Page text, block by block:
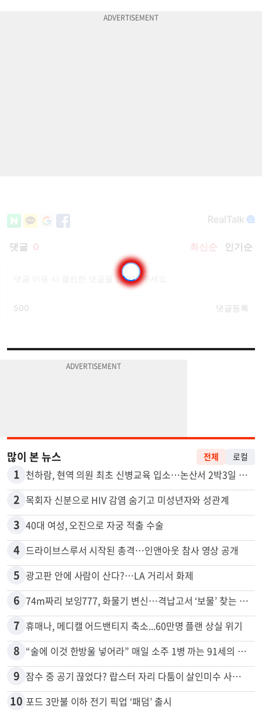
많이 본 뉴스 전체 로컬
1 천하람, 현역 의원 최초 신병교육 입소…논산서 2박3일 생활
2 목회자 신분으로 HIV 감염 숨기고 미성년자와 성관계
3 40대 여성, 오진으로 자궁 적출 수술
4 드라이브스루서 시작된 총격…인앤아웃 참사 영상 공개
5 광고판 안에 사람이 산다?…LA 거리서 화제
6 74m짜리 보잉777, 화물기 변신…격납고서 ‘보물’ 찾는 인천공항
7 휴매나, 메디캘 어드밴티지 축소...60만명 플랜 상실 위기
8 “술에 이것 한방울 넣어라” 매일 소주 1병 까는 91세의 철칙
9 잠수 중 공기 끊었다? 랍스터 자리 다툼이 살인미수 사건으로
10 포드 3만불 이하 전기 픽업 ‘패덤’ 출시